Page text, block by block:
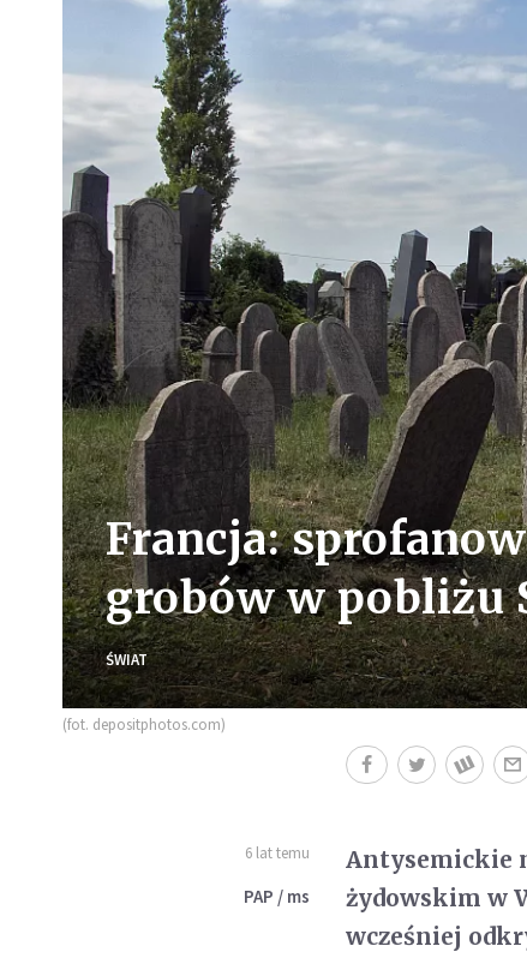
Francja:
grobów w pobliżu
ŚWIAT
(fot. depositphotos.com)
6 lat temu
PAP / ms
Antysemickie
żydowskim w
wcześniej